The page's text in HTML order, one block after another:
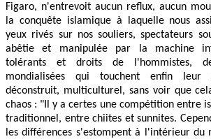
Figaro, n'entrevoit aucun reflux, aucun
la conquête islamique à laquelle nous
yeux rivés sur nos souliers, spectateurs
abêtie et manipulée par la machine
tolérants et droits de l'hommistes,
mondialisées qui touchent enfin
déconstruit, multiculturel, sans voir que
chaos : "Il y a certes une compétition entre
traditionnel, entre chiites et sunnites.
les différences s'estompent à l'intérieur du